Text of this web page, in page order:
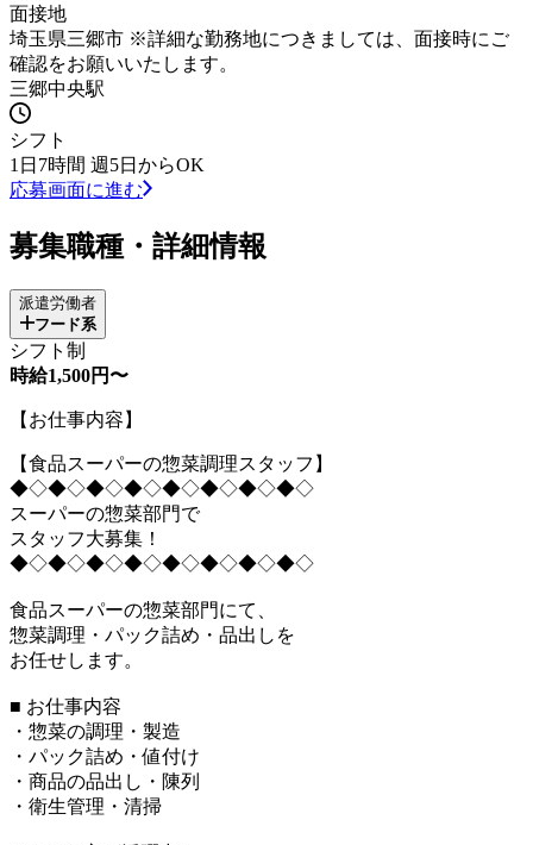
面接地
埼玉県三郷市 ※詳細な勤務地につきましては、面接時にご
確認をお願いいたします。
三郷中央駅
シフト
1日7時間 週5日からOK
応募画面に進む
募集職種・詳細情報
派遣労働者
フード系
シフト制
時給1,500円〜
【お仕事内容】
【食品スーパーの惣菜調理スタッフ】
◆◇◆◇◆◇◆◇◆◇◆◇◆◇◆◇
スーパーの惣菜部門で
スタッフ大募集！
◆◇◆◇◆◇◆◇◆◇◆◇◆◇◆◇
食品スーパーの惣菜部門にて、
惣菜調理・パック詰め・品出しを
お任せします。
■ お仕事内容
・惣菜の調理・製造
・パック詰め・値付け
・商品の品出し・陳列
・衛生管理・清掃